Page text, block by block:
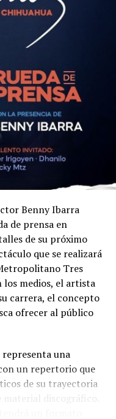
Benny Ibarra
de prensa en
de su próximo
que se realizará
Tres
los medios, el artista
carrera, el concepto
ofrecer al público
una
un repertorio que
de su trayectoria
discográfico.